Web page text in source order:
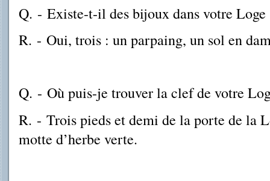
Q. - Existe-t-il des bijoux dans votre Loge
R. - Oui, trois : un parpaing, un sol en
Q. - Où puis-je trouver la clef de votre
R. - Trois pieds et demi de la porte de la
motte d’herbe verte.